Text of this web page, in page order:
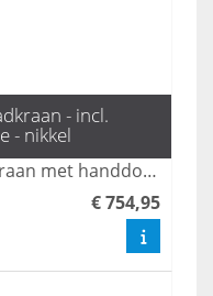
- incl.
- nikkel
De Rondo vrijstaande badkraan met handdouche in mat zwart combineert stijl en functionaliteit, perfect voor moderne badkamers. Met een elegante uitstraling en gebruiksvriendelijke bediening biedt deze kraan een luxe ervaring tijdens uw badmomenten. Dankzij het duurzame ontwerp en de hoogwaardige afwerking is dit product een ideale keuze voor elk interieur.
€ 754,95